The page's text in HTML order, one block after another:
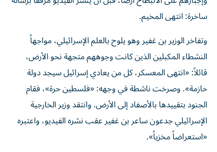
ساخرة: انتهى المخيم.
وتفاخر الوزير بن غفير وهو يلوح بالعلم الإسرائيلي، مواجهاً
النشطاء المكبلين الذين كانت وجوههم متجهة نحو الأرض،
قائلاً: «انتهى المعسكر، كل من يعادي إسرائيل سيجد دولة
حازمة». وصرخت ناشطة في وجهه: «فلسطين حرة»، فقام
الجنود بتقييدها بالأصفاد إلى الأرض. وانتقد وزير الخارجية
الإسرائيلي جدعون ساعر بن غفير عقب نشره الفيديو، واعتبره
«استعراضاً مخزياً».